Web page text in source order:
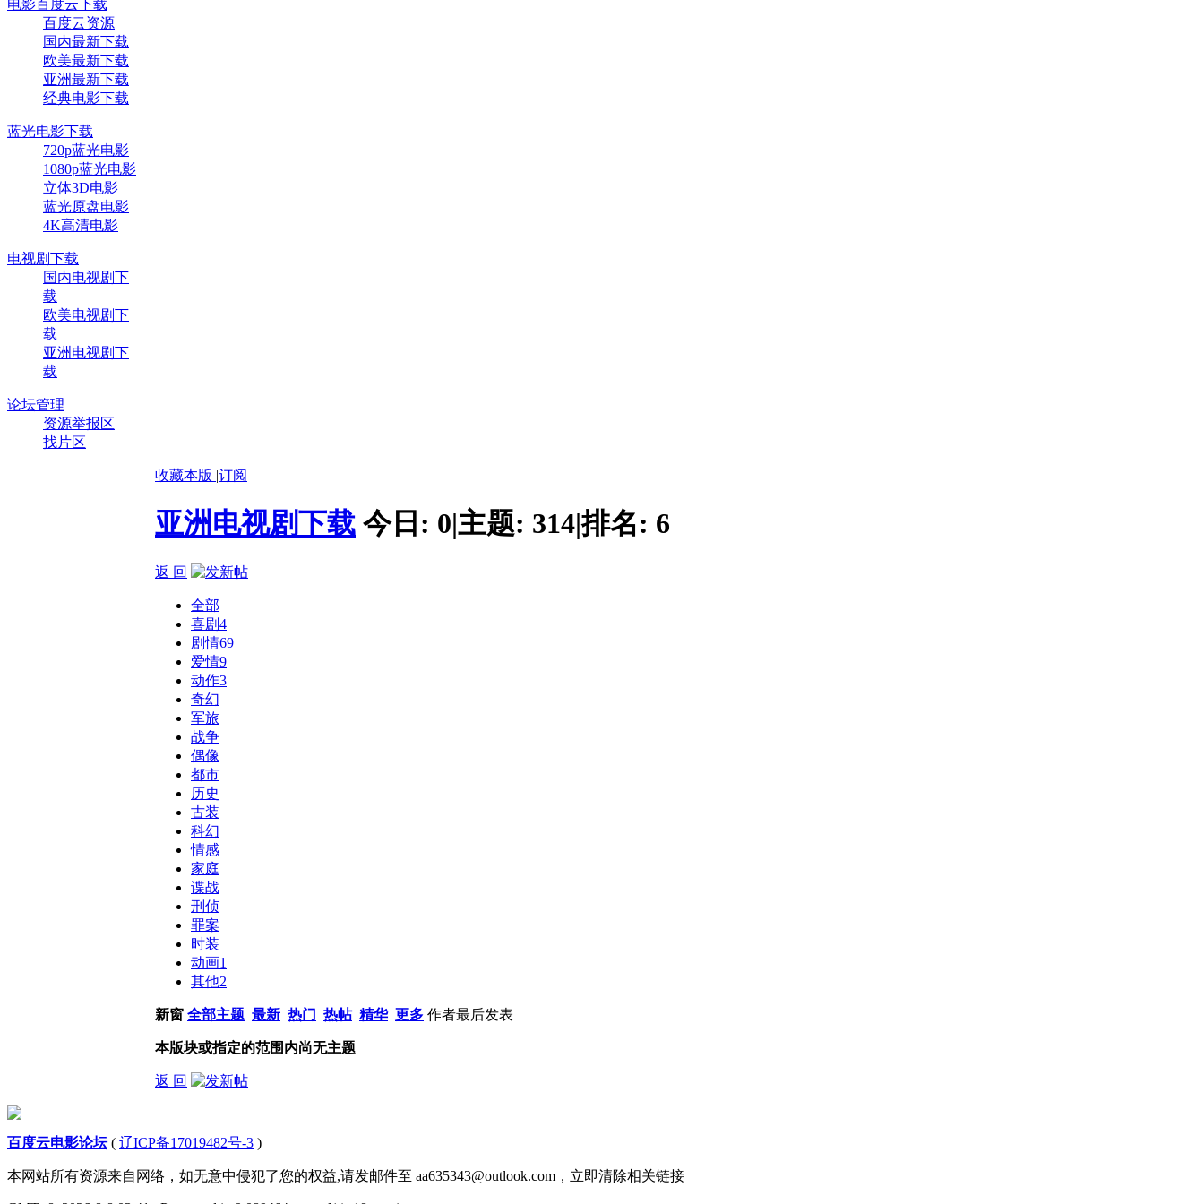
电影百度云下载
百度云资源
国内最新下载
欧美最新下载
亚洲最新下载
经典电影下载
蓝光电影下载
720p蓝光电影
1080p蓝光电影
立体3D电影
蓝光原盘电影
4K高清电影
电视剧下载
国内电视剧下
载
欧美电视剧下
载
亚洲电视剧下
载
论坛管理
资源举报区
找片区
收藏本版 |订阅
亚洲电视剧下载 今日: 0|主题: 314|排名: 6
返 回
全部
喜剧4
剧情69
爱情9
动作3
奇幻
军旅
战争
偶像
都市
历史
古装
科幻
情感
家庭
谍战
刑侦
罪案
时装
动画1
其他2
新窗 全部主题 最新 热门 热帖 精华 更多 作者最后发表
本版块或指定的范围内尚无主题
返 回
百度云电影论坛( 辽ICP备17019482号-3 )
本网站所有资源来自网络，如无意中侵犯了您的权益,请发邮件至 aa635343@outlook.com ，立即清除相关链接